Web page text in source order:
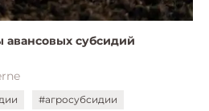
субсидий
#агросубсидии